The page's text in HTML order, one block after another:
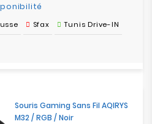
Sfax Tunis Drive-IN
Souris Gaming Sans Fil AQIRYS
M32 / RGB / Noir